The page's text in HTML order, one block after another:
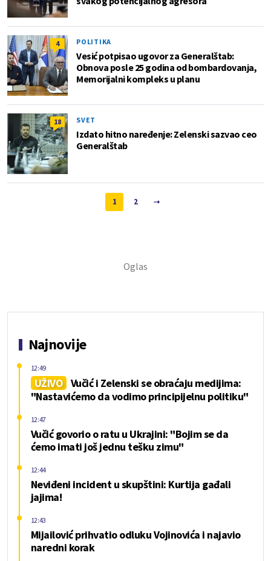
4 POLITIKA
Vesić potpisao ugovor za Generalštab:
Obnova posle 25 godina od bombardovanja,
Memorijalni kompleks u planu
18 SVET
Izdato hitno naređenje: Zelenski sazvao ceo
Generalštab
1 2
Najnovije
UŽIVO Vučić i Zelenski se obraćaju medijima:
"Nastavićemo da vodimo principijelnu politiku"
12:49
Vučić govorio o ratu u Ukrajini: "Bojim se da
ćemo imati još jednu tešku zimu"
12:47
Neviđeni incident u skupštini: Kurtija gađali
jajima!
12:44
Mijailović prihvatio odluku Vojinovića i najavio
naredni korak
12:43